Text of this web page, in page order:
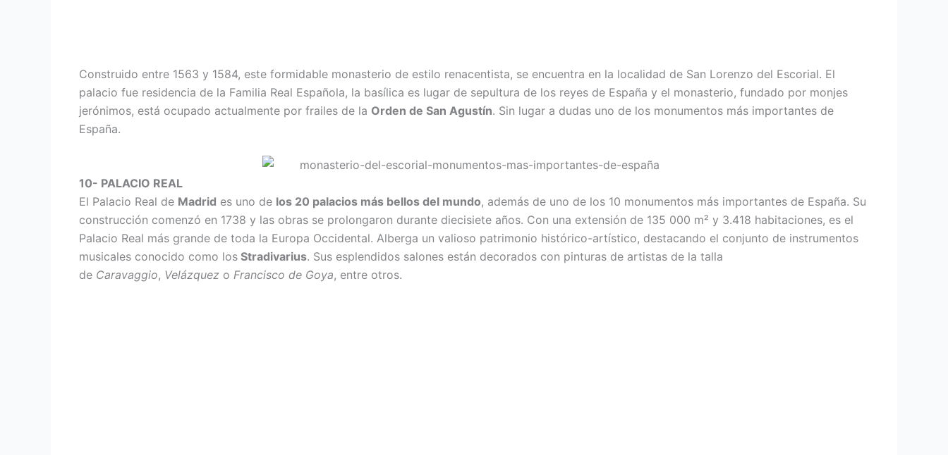
Construido entre 1563 y 1584, este formidable monasterio de estilo renacentista, se encuentra en la localidad de San Lorenzo del Escorial. El
palacio fue residencia de la Familia Real Española, la basílica es lugar de sepultura de los reyes de España y el monasterio, fundado por monjes
jerónimos, está ocupado actualmente por frailes de la Orden de San Agustín. Sin lugar a dudas uno de los monumentos más importantes de
España.
10- PALACIO REAL
El Palacio Real de Madrid es uno de los 20 palacios más bellos del mundo, además de uno de los 10 monumentos más importantes de España. Su
construcción comenzó en 1738 y las obras se prolongaron durante diecisiete años. Con una extensión de 135 000 m² y 3.418 habitaciones, es el
Palacio Real más grande de toda la Europa Occidental. Alberga un valioso patrimonio histórico-artístico, destacando el conjunto de instrumentos
musicales conocido como los Stradivarius. Sus esplendidos salones están decorados con pinturas de artistas de la talla
de Caravaggio, Velázquez o Francisco de Goya, entre otros.